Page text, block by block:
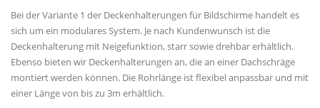
Bei der Variante 1 der Deckenhalterungen für Bildschirme handelt es
sich um ein modulares System. Je nach Kundenwunsch ist die
Deckenhalterung mit Neigefunktion, starr sowie drehbar erhältlich.
Ebenso bieten wir Deckenhalterungen an, die an einer Dachschräge
montiert werden können. Die Rohrlänge ist flexibel anpassbar und mit
einer Länge von bis zu 3m erhältlich.